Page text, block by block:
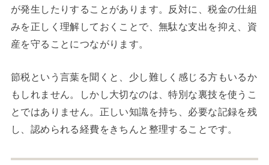
が発生したりすることがあります。反対に、税金の仕組
みを正しく理解しておくことで、無駄な支出を抑え、資
産を守ることにつながります。
節税という言葉を聞くと、少し難しく感じる方もいるか
もしれません。しかし大切なのは、特別な裏技を使うこ
とではありません。正しい知識を持ち、必要な記録を残
し、認められる経費をきちんと整理することです。